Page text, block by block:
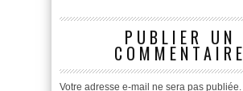
PUBLIER UN
COMMENTAIRE
Votre adresse e-mail ne sera pas publiée.